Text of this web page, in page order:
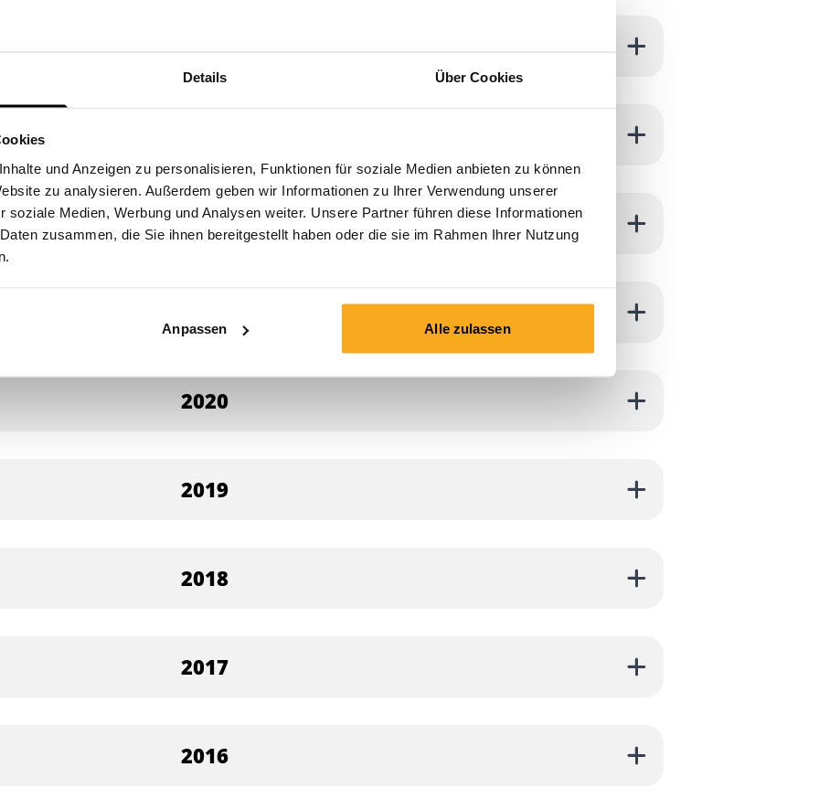
Details Über Cookies
und Anzeigen zu personalisieren, Funktionen für soziale Medien anbieten zu können
zu analysieren. Außerdem geben wir Informationen zu Ihrer Verwendung unserer
soziale Medien, Werbung und Analysen weiter. Unsere Partner führen diese Informationen
zusammen, die Sie ihnen bereitgestellt haben oder die sie im Rahmen Ihrer Nutzung
Anpassen Alle zulassen
2022
2020
2019
2018
2017
2016